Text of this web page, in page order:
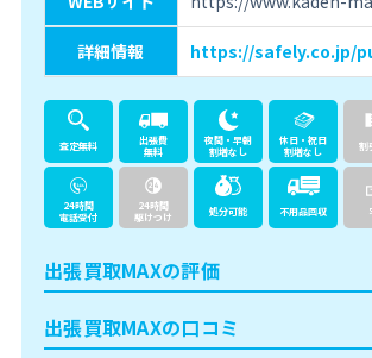
詳細情報 https://safely.co.jp/
査定無料
出張費
無料
夜間・早朝
割増なし
休日・祝日
割増なし
割
24時間
電話受付
24時間
駆けつけ
処分可能 不用品回収
出張買取MAXの評価
出張買取MAXの口コミ